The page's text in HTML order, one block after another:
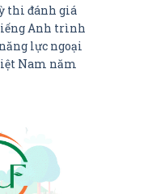
thi đánh giá
Anh trình
lực ngoại
Nam năm